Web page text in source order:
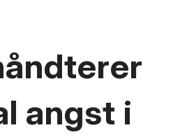
angst i